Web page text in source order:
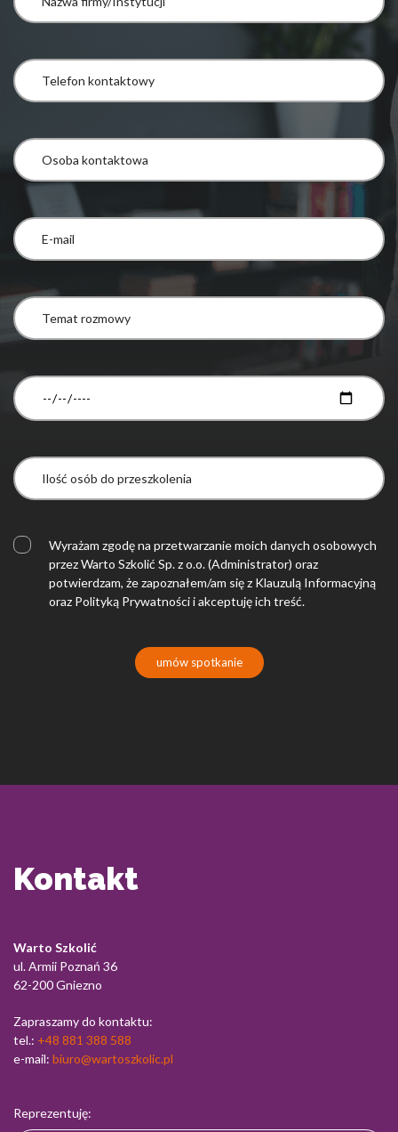
Wyrażam zgodę na przetwarzanie moich danych osobowych
przez Warto Szkolić Sp. z o.o. (Administrator) oraz
potwierdzam, że zapoznałem/am się z Klauzulą Informacyjną
oraz Polityką Prywatnościi akceptuję ich treść.
umów spotkanie
Kontakt
Warto Szkolić
ul. Armii Poznań 36
62-200 Gniezno
Zapraszamy do kontaktu:
tel.: +48 881 388 588
e-mail: biuro@wartoszkolic.pl
Reprezentuję:
zapamiętanie informacji, które zmieniają wygląd lub
Statystyka
Statystyczne pliki cookie pomagają właścicielem stron
internetowych zrozumieć, w jaki sposób różni użytkownicy
zachowują się na stronie, gromadząc i zgłaszając anonimowe
informacje.
Marketing
Marketingowe pliki cookie stosowane są w celu śledzenia
użytkowników na stronach internetowych. Celem jest
wyświetlanie reklam, które są istotne i interesujące dla
poszczególnych użytkowników i tym samym bardziej cenne dla
wydawców i reklamodawców strony trzeciej.
Nieklasyfikowane
Odrzuć
Akceptuj wszystko